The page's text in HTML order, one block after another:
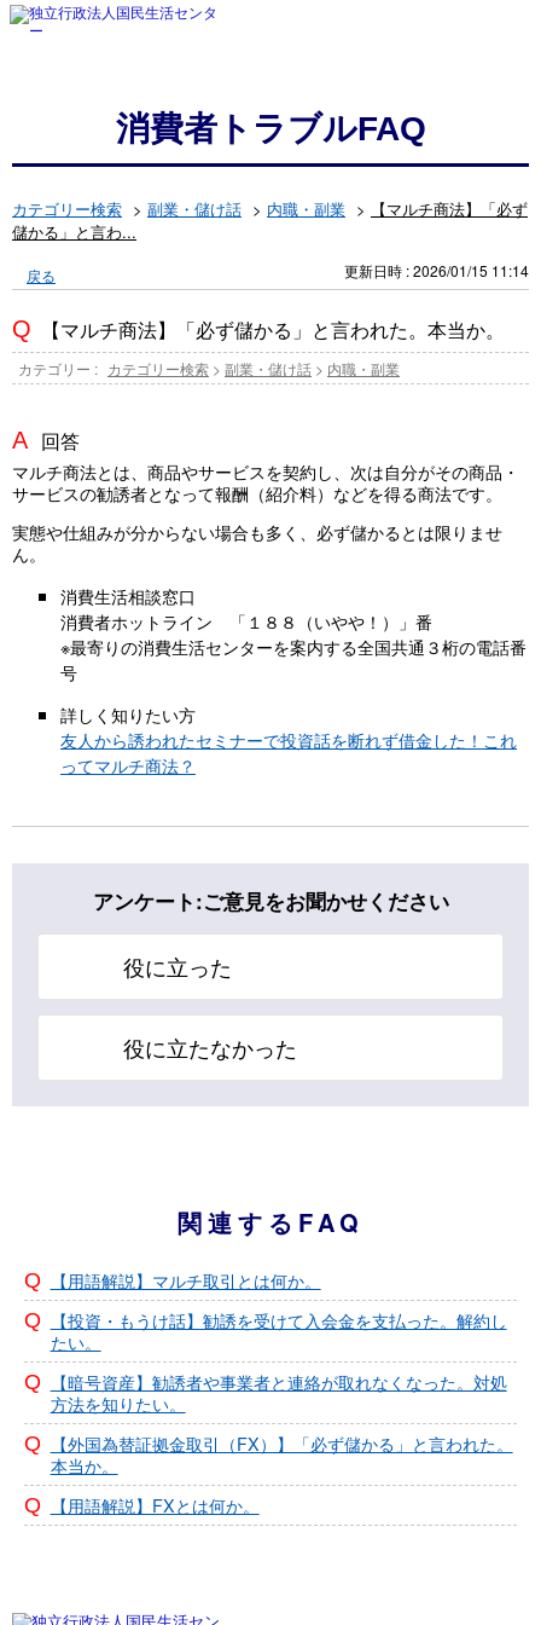
消費者トラブルFAQ
カテゴリー検索 > 副業・儲け話 > 内職・副業 >
【マルチ商法】「必ず
儲かる」と言わ...
戻る 更新日時 : 2026/01/15 11:14
【マルチ商法】「必ず儲かる」と言われた。本当か。
カテゴリー : カテゴリー検索 > 副業・儲け話 > 内職・副業
回答
マルチ商法とは、商品やサービスを契約し、次は自分がその商品・
サービスの勧誘者となって報酬（紹介料）などを得る商法です。
実態や仕組みが分からない場合も多く、必ず儲かるとは限りませ
ん。
消費生活相談窓口
消費者ホットライン 「１８８（いやや！）」番
※最寄りの消費生活センターを案内する全国共通３桁の電話番
号
詳しく知りたい方
友人から誘われたセミナーで投資話を断れず借金した！これ
ってマルチ商法？
アンケート:ご意見をお聞かせください
役に立った
役に立たなかった
関連するFAQ
【用語解説】マルチ取引とは何か。
【投資・もうけ話】勧誘を受けて入会金を支払った。解約し
たい。
【暗号資産】勧誘者や事業者と連絡が取れなくなった。対処
方法を知りたい。
【外国為替証拠金取引（FX）】「必ず儲かる」と言われた。
本当か。
【用語解説】FXとは何か。